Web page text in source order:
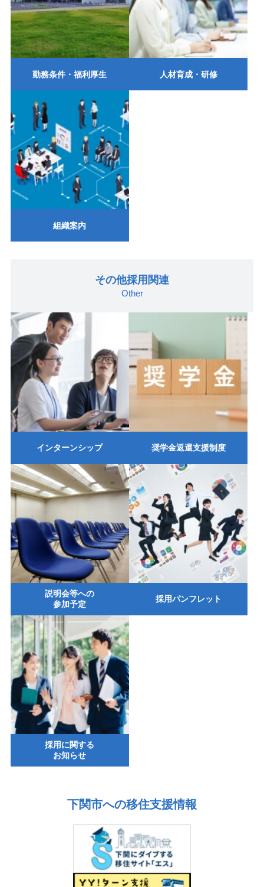
勤務条件・福利厚生 人材育成・研修
組織案内
その他採用関連
Other
インターンシップ 奨学金返還支援制度
説明会等への
参加予定
採用パンフレット
採用に関する
お知らせ
下関市への移住支援情報